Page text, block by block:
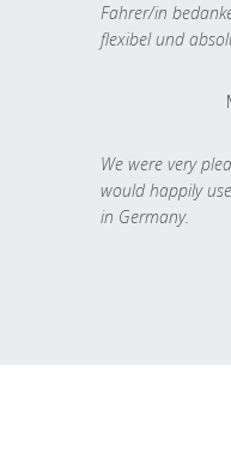
Fahrer/in
flexibel und
We were very
would happily
in Germany.